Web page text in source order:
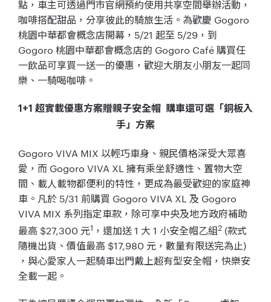
點，車主可透過門市官網預約使用共享空間舉辦活動，
咖啡搭配甜品，分享彼此的騎旅生活。為歡慶 Gogoro
桃園中華都會概念店開幕，5/21 起至 5/29，到
Gogoro 桃園中華都會概念店的 Gogoro Café 購買任
一飲品可享買一送一的優惠，歡迎大朋友小朋友一起同
樂、一騎喝咖啡。
1+1 超實載優惠方案贈親子安全帽 購車還可選「銅板入
手」方案
Gogoro VIVA MIX 以輕巧車身、親民價格深受大眾喜
愛，而 Gogoro VIVA XL 擁有乘坐舒適性、置物大空
間、載人載物都便利的特性，更成為最受歡迎的家庭神
車。凡於 5/31 前購買 Gogoro VIVA XL 及 Gogoro
VIVA MIX 系列指定車款，除可享中央及地方政府補助
最高 $27,300 元1 ，還加送 1 大 1 小安全帽乙組2 (款式
隨機出貨、價值最高 $17,980 元，數量有限送完為止)
，與心愛家人一起騎車出門戴上超有型安全帽，快樂安
全載一起。